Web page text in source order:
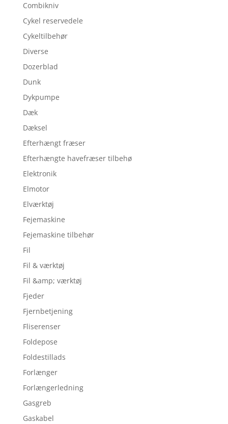
Combikniv
Cykel reservedele
Cykeltilbehør
Diverse
Dozerblad
Dunk
Dykpumpe
Dæk
Dæksel
Efterhængt fræser
Efterhængte havefræser tilbehø
Elektronik
Elmotor
Elværktøj
Fejemaskine
Fejemaskine tilbehør
Fil
Fil & værktøj
Fil &amp; værktøj
Fjeder
Fjernbetjening
Fliserenser
Foldepose
Foldestillads
Forlænger
Forlængerledning
Gasgreb
Gaskabel